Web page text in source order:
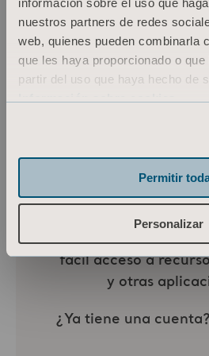
información sobre el uso que
nuestros partners de redes
web, quienes pueden combinarla
que les haya proporcionado o
partir del uso que haya hecho de
Permitir
Personalizar
prochains webinaires sur
pourrons prévoir pour